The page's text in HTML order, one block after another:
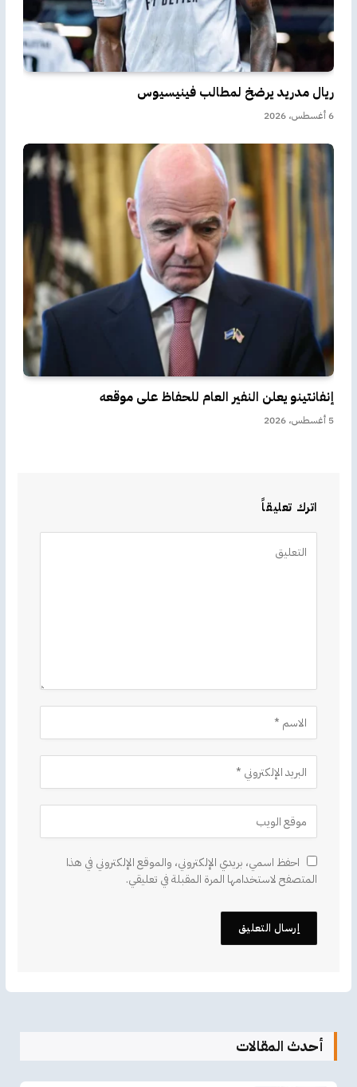
ريال مدريد يرضخ لمطالب فينيسيوس
6 أغسطس، 2026
إنفانتينو يعلن النفير العام للحفاظ على موقعه
5 أغسطس، 2026
اترك تعليقاً
احفظ اسمي، بريدي الإلكتروني، والموقع الإلكتروني في هذا
المتصفح لاستخدامها المرة المقبلة في تعليقي.
أحدث المقالات